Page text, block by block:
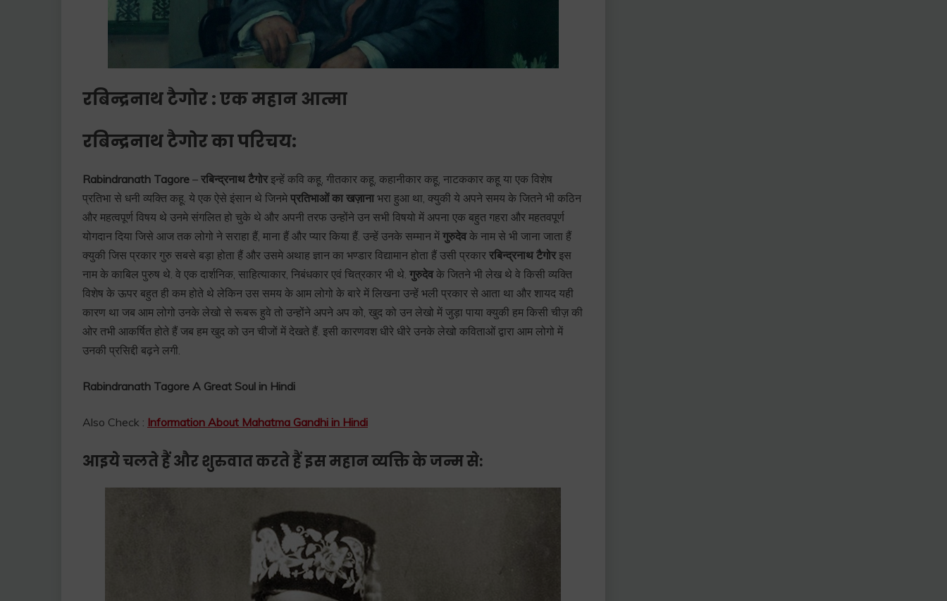
रबिन्द्रनाथ टैगोर : एक महान आत्मा
रबिन्द्रनाथ टैगोर का परिचय:
Rabindranath Tagore – रबिन्द्रनाथ टैगोरइन्हें कवि कहू, गीतकार कहू, कहानीकार कहू, नाटककार कहू या एक विशेष
प्रतिभा से धनी व्यक्ति कहू. ये एक ऐसे इंसान थे जिनमे प्रतिभाओं का खज़ानाभरा हुआ था, क्युकी ये अपने समय के जितने भी कठिन
और महत्वपूर्ण विषय थे उनमे संगलित हो चुके थे और अपनी तरफ उन्होंने उन सभी विषयो में अपना एक बहुत गहरा और महतवपूर्ण
योगदान दिया जिसे आज तक लोगो ने सराहा हैं, माना हैं और प्यार किया हैं. उन्हें उनके सम्मान में गुरुदेवके नाम से भी जाना जाता हैं
क्युकी जिस प्रकार गुरु सबसे बड़ा होता हैं और उसमे अथाह ज्ञान का भण्डार विद्यामान होता हैं उसी प्रकार रबिन्द्रनाथ टैगोरइस
नाम के काबिल पुरुष थे. वे एक दार्शनिक, साहित्याकार, निबंधकार एवं चित्रकार भी थे. गुरुदेवके जितने भी लेख थे वे किसी व्यक्ति
विशेष के ऊपर बहुत ही कम होते थे लेकिन उस समय के आम लोगो के बारे में लिखना उन्हें भली प्रकार से आता था और शायद यही
कारण था जब आम लोगो उनके लेखो से रूबरू हुवे तो उन्होंने अपने अप को, खुद को उन लेखो में जुड़ा पाया क्युकी हम किसी चीज़ की
ओर तभी आकर्षित होते हैं जब हम खुद को उन चीजों में देखते हैं. इसी कारणवश धीरे धीरे उनके लेखो कविताओं द्वारा आम लोगो में
उनकी प्रसिद्दी बढ़ने लगी.
Rabindranath Tagore A Great Soul in Hindi
Also Check : Information About Mahatma Gandhi in Hindi
आइये चलते हैं और शुरुवात करते हैं इस महान व्यक्ति के जन्म से: